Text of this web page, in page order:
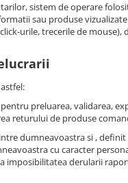
sistem de operare
sau produse
urile, trecerile de mouse),
preluarea, validarea,
returului de produse
dumneavoastra si ,
cu caracter
imposibilitatea derularii